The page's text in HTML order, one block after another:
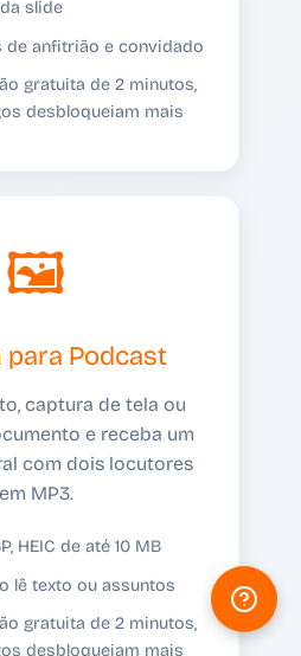
slide
de anfitrião e convidado
gratuita de 2 minutos,
desbloqueiam mais
🖼️
para Podcast
captura de tela ou
e receba um
com dois locutores
em MP3.
HEIC de até 10 MB
lê texto ou assuntos
gratuita de 2 minutos,
desbloqueiam mais